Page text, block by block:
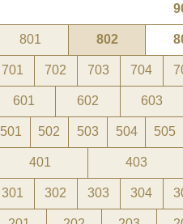
801 802
701 702 703 704
601 602 603
501 502 503 504 505
401 403
301 302 303 304